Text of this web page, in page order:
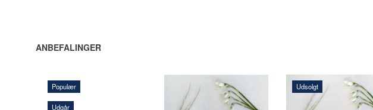
ANBEFALINGER
Populær
Udgår
Udsolgt